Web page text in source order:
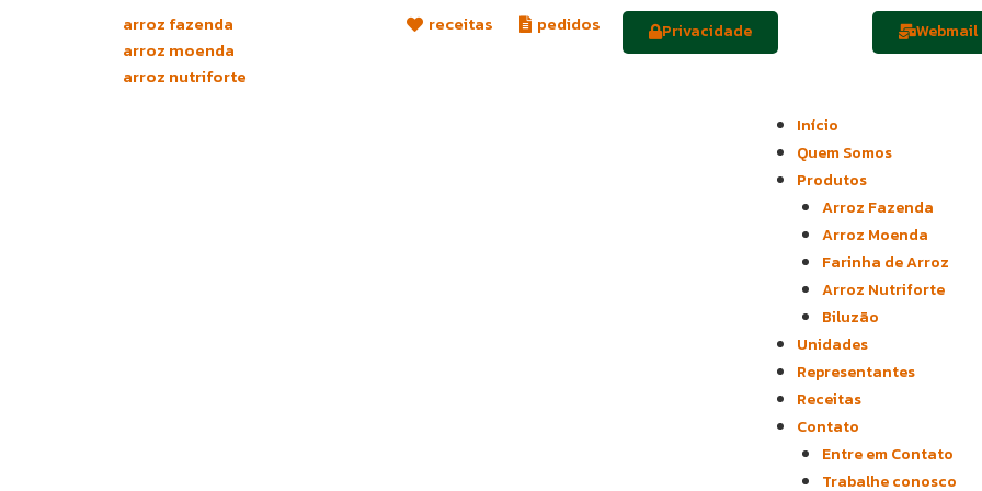
arroz fazenda
arroz moenda
arroz nutriforte
receitas pedidos Privacidade Webmail
Início
Quem Somos
Produtos
Arroz Fazenda
Arroz Moenda
Farinha de Arroz
Arroz Nutriforte
Biluzão
Unidades
Representantes
Receitas
Contato
Entre em Contato
Trabalhe conosco
Menu